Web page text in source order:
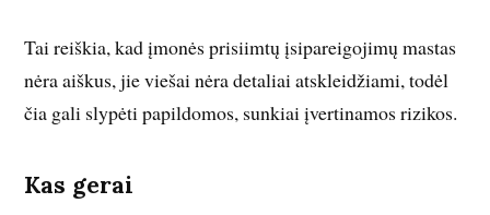
Tai reiškia, kad įmonės prisiimtų įsipareigojimų mastas
nėra aiškus, jie viešai nėra detaliai atskleidžiami, todėl
čia gali slypėti papildomos, sunkiai įvertinamos rizikos.
Kas gerai